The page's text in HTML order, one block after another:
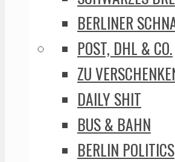
BERLINER
POST, DHL & CO.
ZU
DAILY SHIT
BUS & BAHN
BERLIN POLITICS